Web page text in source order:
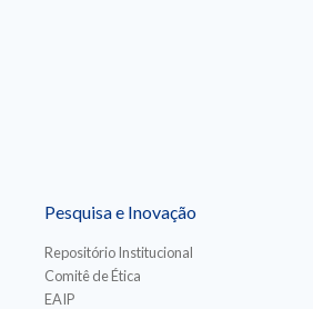
Pesquisa e Inovação
Repositório Institucional
Comitê de Ética
EAIP